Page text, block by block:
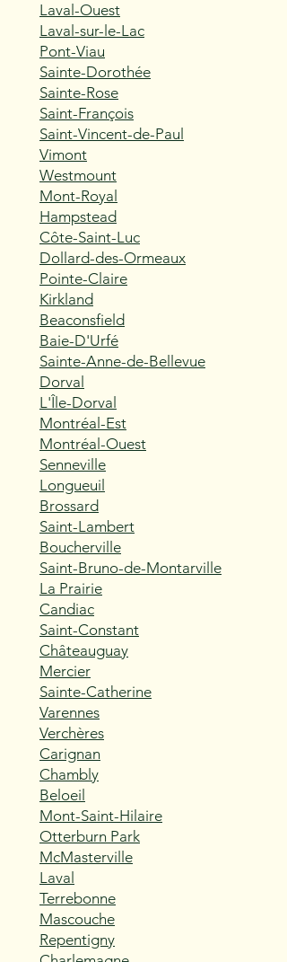
Laval-Ouest
Laval-sur-le-Lac
Pont-Viau
Sainte-Dorothée
Sainte-Rose
Saint-François
Saint-Vincent-de-Paul
Vimont
Westmount
Mont-Royal
Hampstead
Côte-Saint-Luc
Dollard-des-Ormeaux
Pointe-Claire
Kirkland
Beaconsfield
Baie-D'Urfé
Sainte-Anne-de-Bellevue
Dorval
L'Île-Dorval
Montréal-Est
Montréal-Ouest
Senneville
Longueuil
Brossard
Saint-Lambert
Boucherville
Saint-Bruno-de-Montarville
La Prairie
Candiac
Saint-Constant
Châteauguay
Mercier
Sainte-Catherine
Varennes
Verchères
Carignan
Chambly
Beloeil
Mont-Saint-Hilaire
Otterburn Park
McMasterville
Laval
Terrebonne
Mascouche
Repentigny